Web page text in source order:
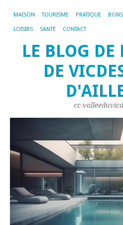
MAISON TOURISME PRATIQUE
LOISIRS SANTÉ CONTACT
LE BLOG DE
DE
cc-